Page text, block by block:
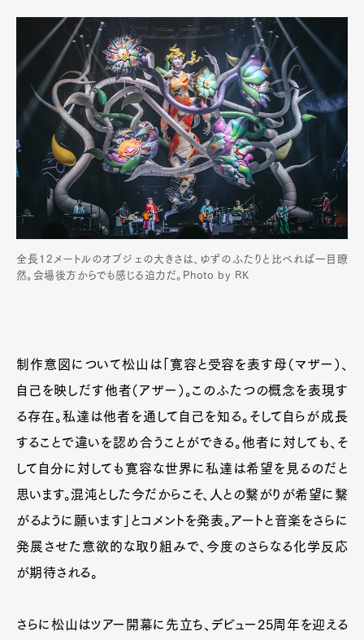
全長12メートルのオブジェの大きさは、ゆずのふたりと比べれば一目瞭
然。会場後方からでも感じる迫力だ。Photo by RK
制作意図について松山は「寛容と受容を表す母（マザー）、
自己を映しだす他者（アザー）。このふたつの概念を表現す
る存在。私達は他者を通して自己を知る。そして自らが成長
することで違いを認め合うことができる。他者に対しても、そ
して自分に対しても寛容な世界に私達は希望を見るのだと
思います。混沌とした今だからこそ、人との繋がりが希望に繋
がるように願います」とコメントを発表。アートと音楽をさらに
発展させた意欲的な取り組みで、今度のさらなる化学反応
が期待される。
さらに松山はツアー開幕に先立ち、デビュー25周年を迎える